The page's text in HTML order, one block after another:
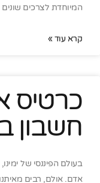
המיוחדת לצרכים
קרא עוד »
כרטיס
חשבון
בעולם הפיננסי של
אדם. אולם, רבים